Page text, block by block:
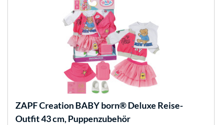
ZAPF CreationBABY born® Deluxe Reise-
Outfit 43 cm, Puppenzubehör